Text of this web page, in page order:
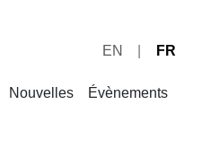
EN FR
Nouvelles Évènements